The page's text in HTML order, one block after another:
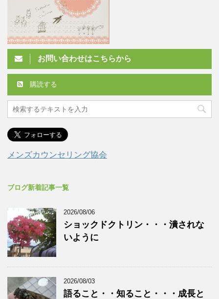
お問い合わせはこちらから
購読する
メンズカウンセリング協会
ブログ新着記事一覧
2026/08/06
ショックドクトリン・・・潰されな
いように
2026/08/03
語ること・・知ること・・・成長と